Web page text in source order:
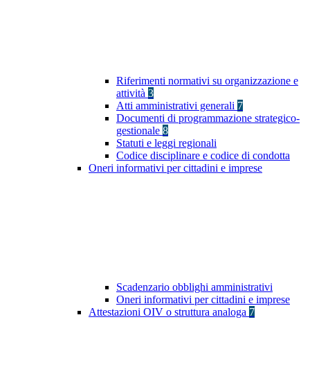
Riferimenti normativi su organizzazione e
attività 3
Atti amministrativi generali 7
Documenti di programmazione strategico-
gestionale 8
Statuti e leggi regionali
Codice disciplinare e codice di condotta
Oneri informativi per cittadini e imprese
Scadenzario obblighi amministrativi
Oneri informativi per cittadini e imprese
Attestazioni OIV o struttura analoga 7